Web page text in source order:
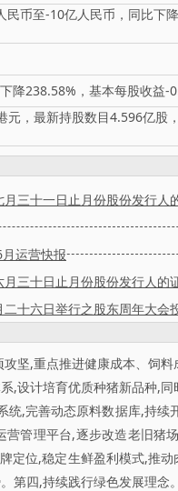
币至-10亿人民币，同比下
降238.58%，基本每股收益-
，最新持股数目4.596亿股
运营快报
十六日举行之股东周年大会
坚,重点推进健康成本、饲
,设计培育优质种猪新品种,
,完善动态原料数据库,持续
管理平台,逐步改造老旧猪
定位,稳定生鲜盈利模式,推
第四,持续践行绿色发展理念